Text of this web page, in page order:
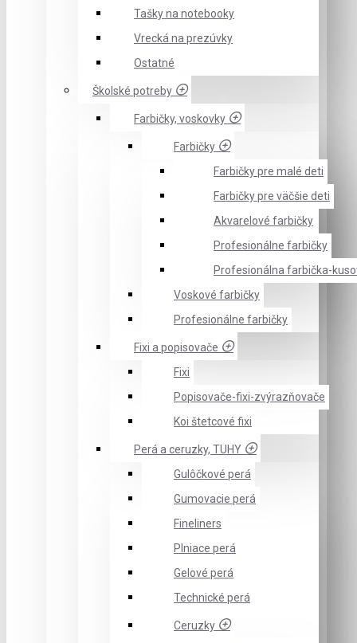
Tašky na notebooky
Vrecká na prezúvky
Ostatné
Školské potreby
Farbičky, voskovky
Farbičky
Farbičky pre malé deti
Farbičky pre väčšie deti
Akvarelové farbičky
Profesionálne farbičky
Profesionálna farbička-
Voskové farbičky
Profesionálne farbičky
Fixi a popisovače
Fixi
Popisovače-fixi-zvýrazňovače
Koi štetcové fixi
Perá a ceruzky, TUHY
Gulôčkové perá
Gumovacie perá
Fineliners
Plniace perá
Gelové perá
Technické perá
Ceruzky